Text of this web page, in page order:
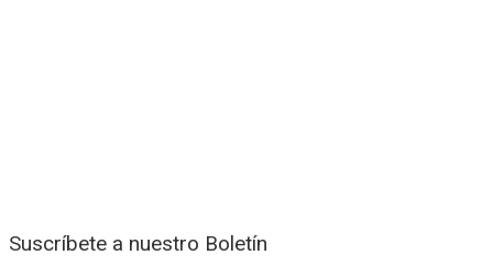
Suscríbete a nuestro Boletín